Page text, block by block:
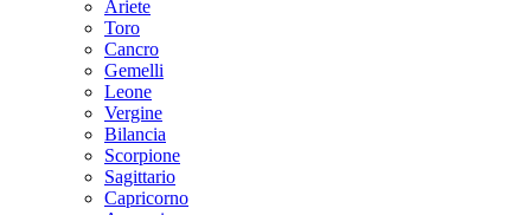
Ariete
Toro
Cancro
Gemelli
Leone
Vergine
Bilancia
Scorpione
Sagittario
Capricorno